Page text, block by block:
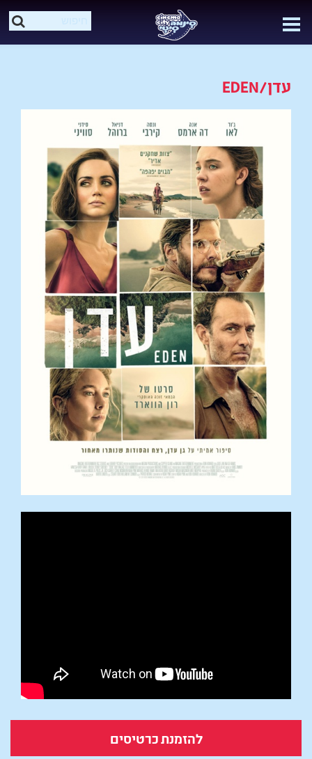
עדן/EDEN
להזמנת כרטיסים